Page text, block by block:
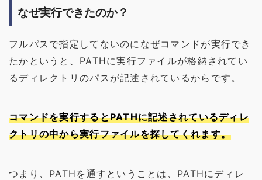
なぜ実行できたのか？
フルパスで指定してないのになぜコマンドが実行でき
たかというと、PATHに実行ファイルが格納されてい
るディレクトリのパスが記述されているからです。
コマンドを実行するとPATHに記述されているディレ
クトリの中から実行ファイルを探してくれます。
つまり、PATHを通すということは、PATHにディレ